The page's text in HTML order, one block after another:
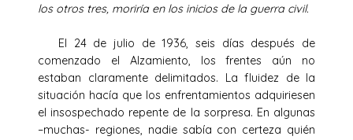
los otros tres, moriría en los inicios de la guerra civil.
El 24 de julio de 1936, seis días después de
comenzado el Alzamiento, los frentes aún no
estaban claramente delimitados. La fluidez de la
situación hacía que los enfrentamientos adquiriesen
el insospechado repente de la sorpresa. En algunas
–muchas- regiones, nadie sabía con certeza quién